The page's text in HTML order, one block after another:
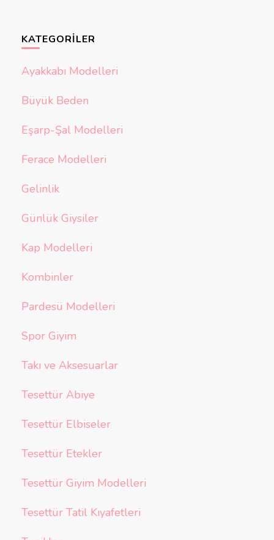
KATEGORILER
Ayakkabı Modelleri
Büyük Beden
Eşarp-Şal Modelleri
Ferace Modelleri
Gelinlik
Günlük Giysiler
Kap Modelleri
Kombinler
Pardesü Modelleri
Spor Giyim
Takı ve Aksesuarlar
Tesettür Abiye
Tesettür Elbiseler
Tesettür Etekler
Tesettür Giyim Modelleri
Tesettür Tatil Kıyafetleri